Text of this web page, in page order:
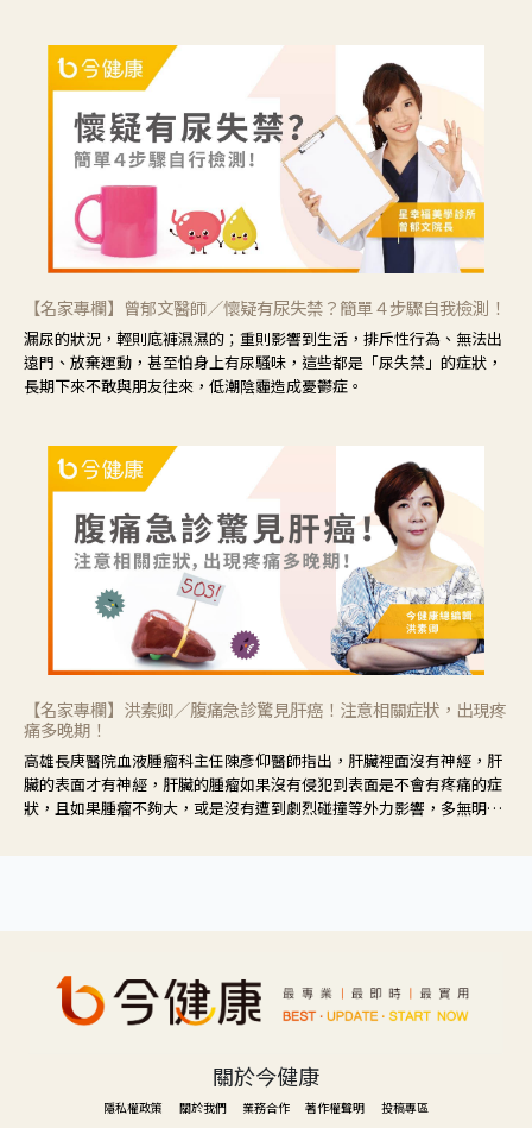
【名家專欄】曾郁文醫師／懷疑有尿失禁？簡單４步驟自我檢測！
漏尿的狀況，輕則底褲濕濕的；重則影響到生活，排斥性行為、無法出
遠門、放棄運動，甚至怕身上有尿騷味，這些都是「尿失禁」的症狀，
長期下來不敢與朋友往來，低潮陰霾造成憂鬱症。
【名家專欄】洪素卿／腹痛急診驚見肝癌！注意相關症狀，出現疼
痛多晚期！
高雄長庚醫院血液腫瘤科主任陳彥仰醫師指出，肝臟裡面沒有神經，肝
臟的表面才有神經，肝臟的腫瘤如果沒有侵犯到表面是不會有疼痛的症
狀，且如果腫瘤不夠大，或是沒有遭到劇烈碰撞等外力影響，多無明顯
關於今健康
隱私權政策 關於我們 業務合作 著作權聲明 投稿專區